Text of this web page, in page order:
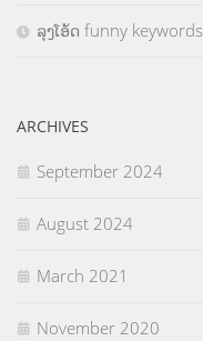
ລຸງໂອ້ດ funny keywords
ARCHIVES
September 2024
August 2024
March 2021
November 2020